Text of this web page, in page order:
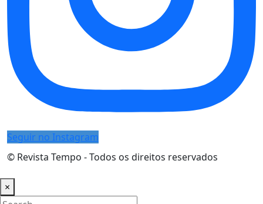
Seguir no Instagram
© Revista Tempo - Todos os direitos reservados
×